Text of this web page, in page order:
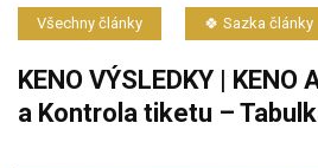
Všechny články 🍀 Sazka články
KENO VÝSLEDKY |
a Kontrola tiketu –